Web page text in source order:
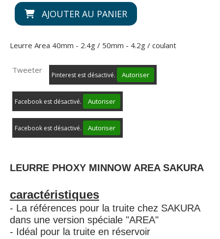
AJOUTER AU PANIER
Leurre Area 40mm - 2.4g / 50mm - 4.2g / coulant
Tweeter
Pinterest est désactivé. Autoriser
Facebook est désactivé. Autoriser
Facebook est désactivé. Autoriser
LEURRE PHOXY MINNOW AREA SAKURA
caractéristiques
- La références pour la truite chez SAKURA
dans une version spéciale "AREA"
- Idéal pour la truite en réservoir